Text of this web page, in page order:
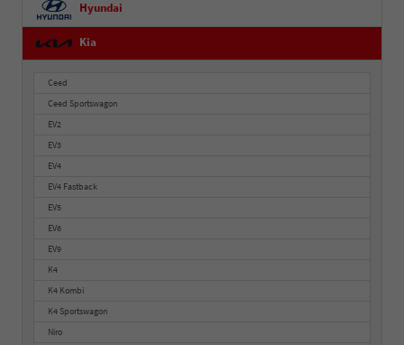
Hyundai
Kia
Ceed
Ceed Sportswagon
EV2
EV3
EV4
EV4 Fastback
EV5
EV6
EV9
K4
K4 Kombi
K4 Sportswagon
Niro